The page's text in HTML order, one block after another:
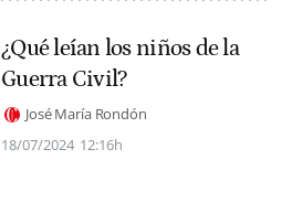
¿Qué leían los niños de la
Guerra Civil?
José María Rondón
18/07/2024 12:16h